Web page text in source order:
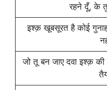
रहने दूँ, के
इश्क़ खूबसूरत है कोई
जो तू बन जाए दवा इश्क़ की